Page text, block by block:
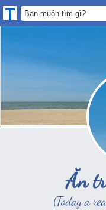
Ăn
(Today a